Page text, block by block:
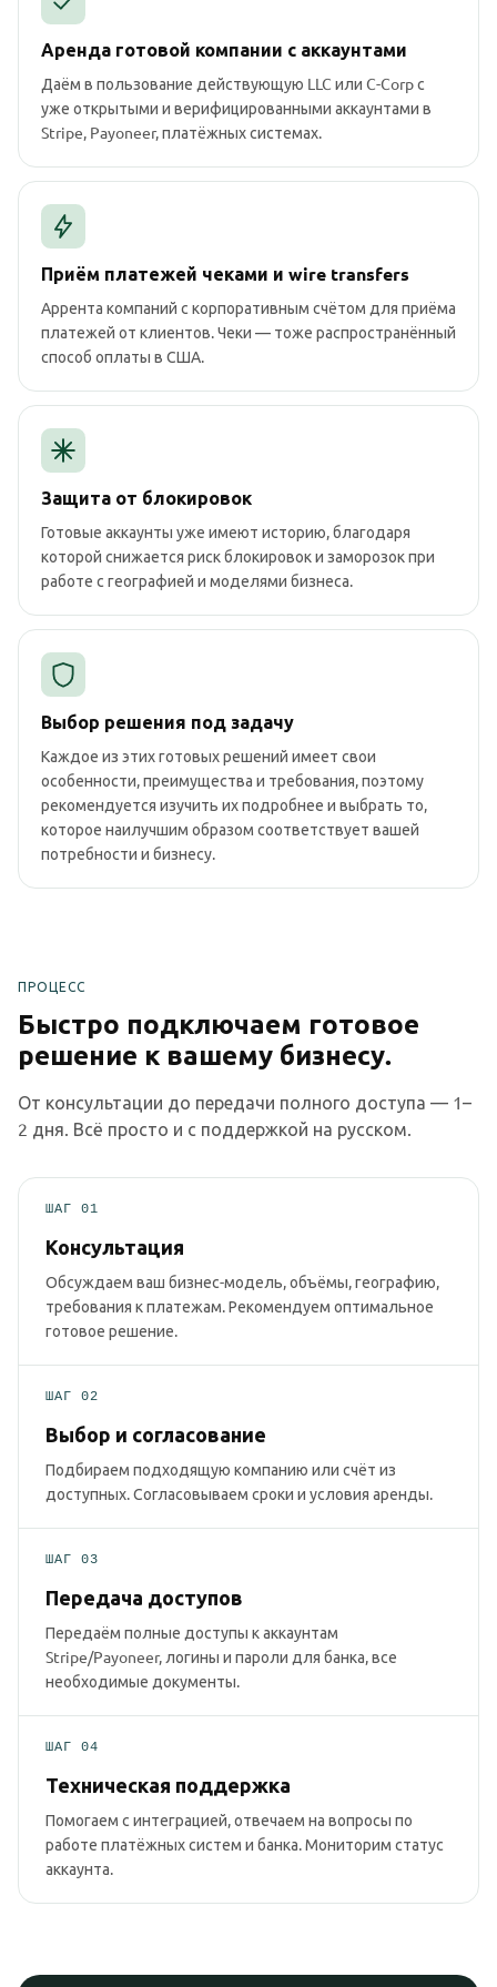
Аренда готовой компании с аккаунтами
Даём в пользование действующую LLC или C-Corp с
уже открытыми и верифицированными аккаунтами в
Stripe, Payoneer, платёжных системах.
Приём платежей чеками и wire transfers
Аррента компаний с корпоративным счётом для приёма
платежей от клиентов. Чеки — тоже распространённый
способ оплаты в США.
Защита от блокировок
Готовые аккаунты уже имеют историю, благодаря
которой снижается риск блокировок и заморозок при
работе с географией и моделями бизнеса.
Выбор решения под задачу
Каждое из этих готовых решений имеет свои
особенности, преимущества и требования, поэтому
рекомендуется изучить их подробнее и выбрать то,
которое наилучшим образом соответствует вашей
потребности и бизнесу.
ПРОЦЕСС
Быстро подключаем готовое
решение к вашему бизнесу.
От консультации до передачи полного доступа — 1–
2 дня. Всё просто и с поддержкой на русском.
ШАГ 01
Консультация
Обсуждаем ваш бизнес-модель, объёмы, географию,
требования к платежам. Рекомендуем оптимальное
готовое решение.
ШАГ 02
Выбор и согласование
Подбираем подходящую компанию или счёт из
доступных. Согласовываем сроки и условия аренды.
ШАГ 03
Передача доступов
Передаём полные доступы к аккаунтам
Stripe/Payoneer, логины и пароли для банка, все
необходимые документы.
ШАГ 04
Техническая поддержка
Помогаем с интеграцией, отвечаем на вопросы по
работе платёжных систем и банка. Мониторим статус
аккаунта.